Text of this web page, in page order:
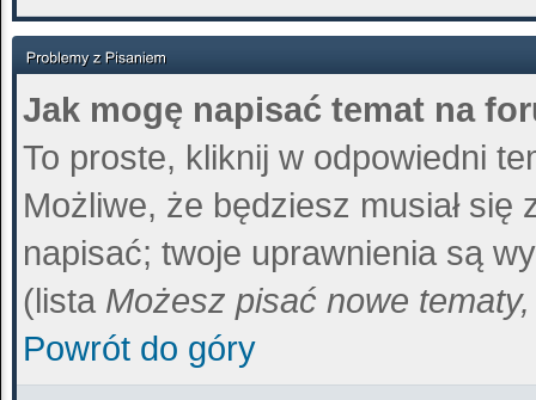
Jak mogę napisać temat na
To proste, kliknij w odpowiedni
Możliwe, że będziesz musiał
napisać; twoje uprawnienia są
(lista Możesz pisać nowe
Powrót do góry